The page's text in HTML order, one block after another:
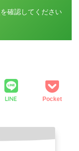
を確認してください
LINE Pocket